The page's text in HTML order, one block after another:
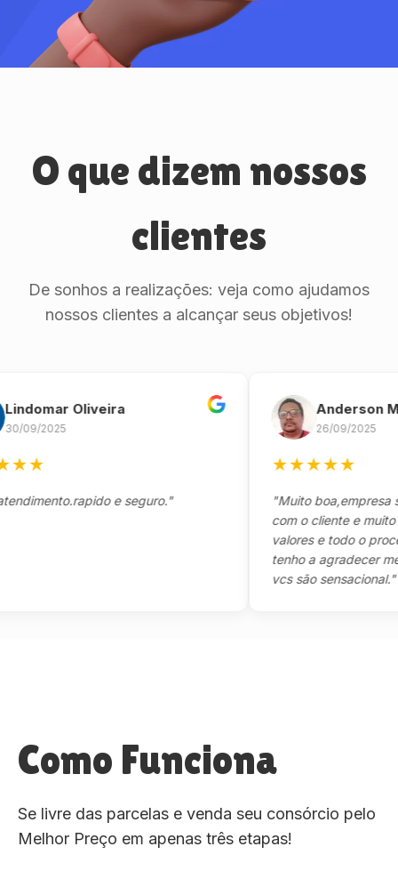
O que dizem nossos
clientes
De sonhos a realizações: veja como ajudamos
nossos clientes a alcançar seus objetivos!
Oliveira
2025
e seguro."
Anderson
26/09/2025
★★★
"Muito boa,empresa séria
com o cliente e muito
valores e todo o processo
tenho a agradecer
vcs são sensacional."
Como Funciona
Se livre das parcelas e venda seu consórcio pelo
Melhor Preço em apenas três etapas!